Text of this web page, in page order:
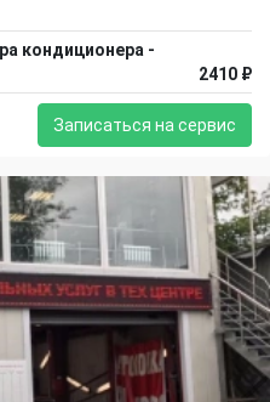
кондиционера -
2410 ₽
Записаться на сервис